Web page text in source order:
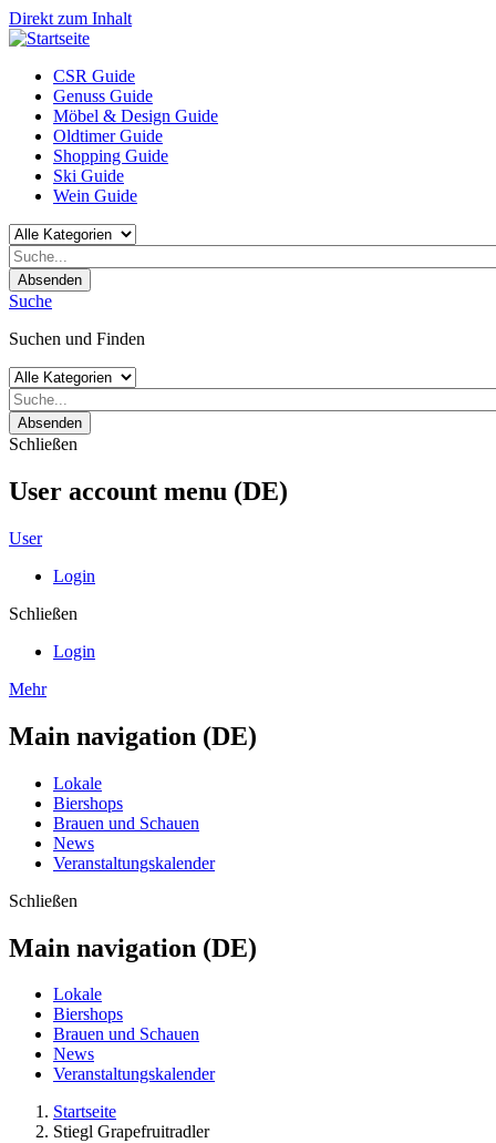
Direkt zum Inhalt
CSR Guide
Genuss Guide
Möbel & Design Guide
Oldtimer Guide
Shopping Guide
Ski Guide
Wein Guide
Absenden
Suche
Suchen und Finden
Absenden
Schließen
User account menu (DE)
User
Login
Schließen
Login
Mehr
Main navigation (DE)
Lokale
Biershops
Brauen und Schauen
News
Veranstaltungskalender
Schließen
Main navigation (DE)
Lokale
Biershops
Brauen und Schauen
News
Veranstaltungskalender
Startseite
Stiegl Grapefruitradler